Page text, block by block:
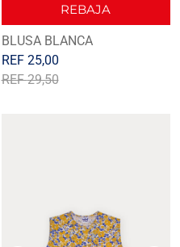
REBAJA
BLUSA BLANCA
REF29,50
REF 25,00